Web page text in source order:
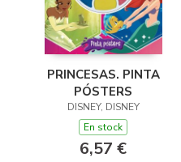
PRINCESAS. PINTA
PÓSTERS
DISNEY, DISNEY
En stock
6,57 €